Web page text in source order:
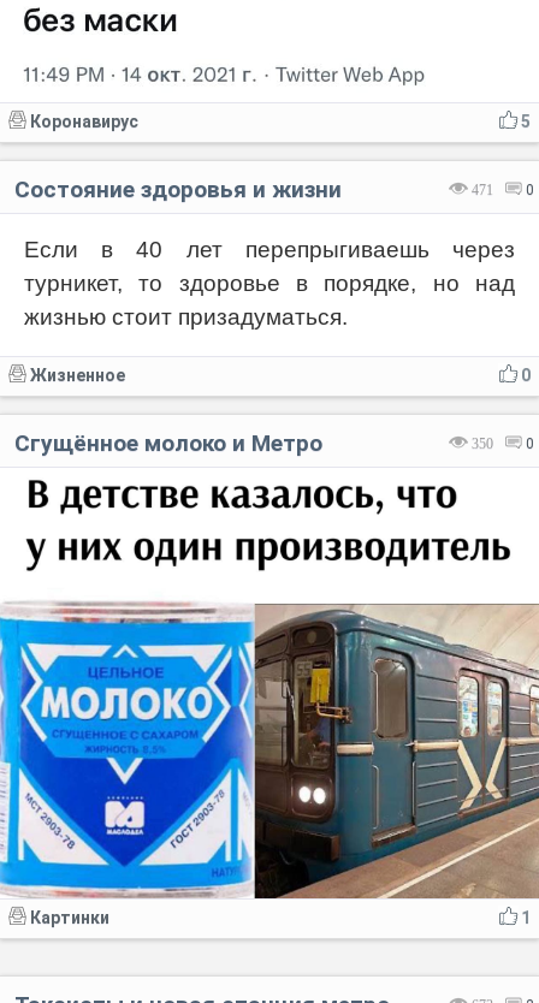
5
Коронавирус
471 0
Состояние здоровья и жизни
Если в 40 лет перепрыгиваешь через
турникет, то здоровье в порядке, но над
жизнью стоит призадуматься.
0
Жизненное
350 0
Сгущённое молоко и Метро
1
Картинки